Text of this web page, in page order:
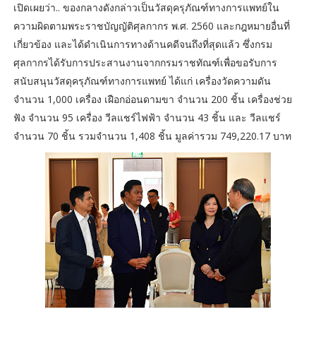
เปิดเผยว่า.. ของกลางดังกล่าวเป็นวัสดุครุภัณฑ์ทางการแพทย์ใน
ความผิดตามพระราชบัญญัติศุลกากร พ.ศ. 2560 และกฎหมายอื่นที่
เกี่ยวข้อง และได้ดำเนินการทางด้านคดีจนถึงที่สุดแล้ว ซึ่งกรม
ศุลกากรได้รับการประสานงานจากกรมราชทัณฑ์เพื่อขอรับการ
สนับสนุนวัสดุครุภัณฑ์ทางการแพทย์ ได้แก่ เครื่องวัดความดัน
จำนวน 1,000 เครื่อง เฝือกอ่อนดามขา จำนวน 200 ชิ้น เครื่องช่วย
ฟัง จำนวน 95 เครื่อง วีลแชร์ไฟฟ้า จำนวน 43 ชิ้น และ วีลแชร์
จำนวน 70 ชิ้น รวมจำนวน 1,408 ชิ้น มูลค่ารวม 749,220.17 บาท